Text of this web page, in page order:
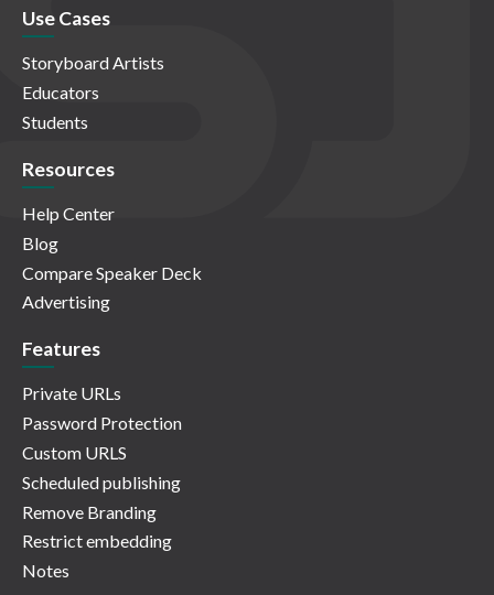
Use Cases
Storyboard Artists
Educators
Students
Resources
Help Center
Blog
Compare Speaker Deck
Advertising
Features
Private URLs
Password Protection
Custom URLS
Scheduled publishing
Remove Branding
Restrict embedding
Notes